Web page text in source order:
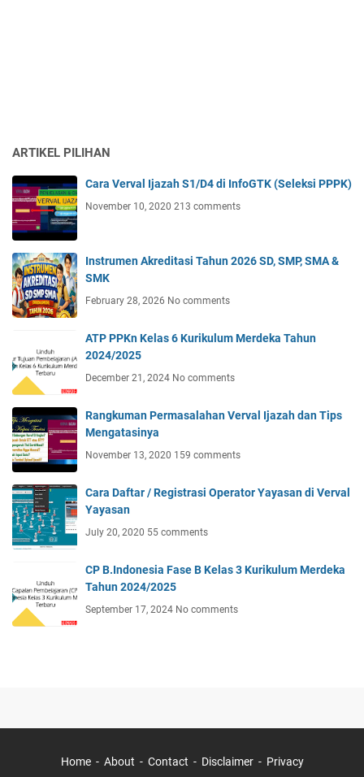
ARTIKEL PILIHAN
Cara Verval Ijazah S1/D4 di InfoGTK (Seleksi PPPK)
November 10, 2020 213 comments
Instrumen Akreditasi Tahun 2026 SD, SMP, SMA &
SMK
February 28, 2026 No comments
ATP PPKn Kelas 6 Kurikulum Merdeka Tahun
2024/2025
December 21, 2024 No comments
Rangkuman Permasalahan Verval Ijazah dan Tips
Mengatasinya
November 13, 2020 159 comments
Cara Daftar / Registrasi Operator Yayasan di Verval
Yayasan
July 20, 2020 55 comments
CP B.Indonesia Fase B Kelas 3 Kurikulum Merdeka
Tahun 2024/2025
September 17, 2024 No comments
Home About Contact Disclaimer Privacy